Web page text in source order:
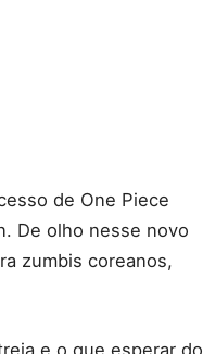
de One Piece
De olho nesse novo
zumbis coreanos,
e o que esperar do